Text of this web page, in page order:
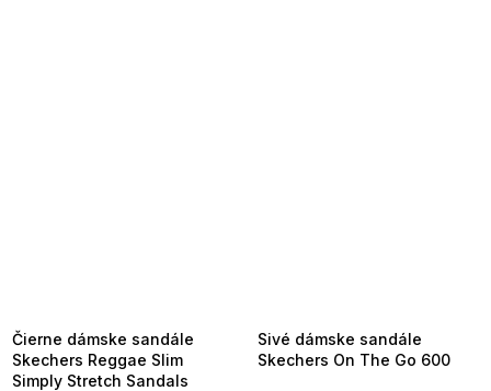
Čierne dámske sandále
Skechers Reggae Slim
Simply Stretch Sandals
Sivé dámske sandále
Skechers On The Go 600